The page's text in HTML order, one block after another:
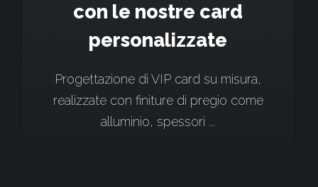
con le nostre card
personalizzate
Progettazione di VIP card su misura,
realizzate con finiture di pregio come
alluminio, spessori ...